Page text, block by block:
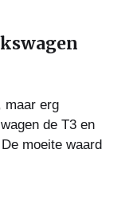
maar erg
de T3 en
moeite waard